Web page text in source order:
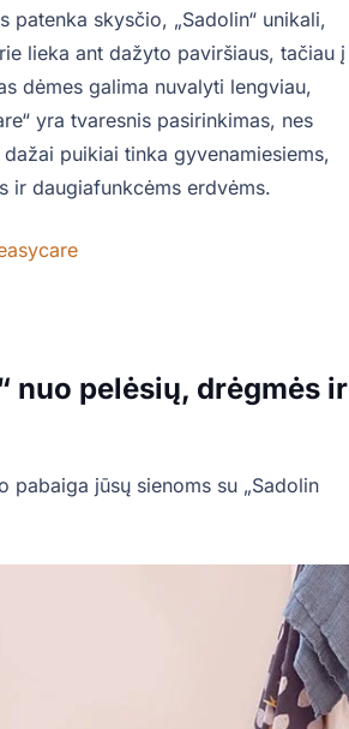
patenka skysčio, „Sadolin“ unikali,
lieka ant dažyto paviršiaus, tačiau į
dėmes galima nuvalyti lengviau,
yra tvaresnis pasirinkimas, nes
puikiai tinka gyvenamiesiems,
ir daugiafunkcėms erdvėms.
nuo pelėsių, drėgmės ir
pabaiga jūsų sienoms su „Sadolin